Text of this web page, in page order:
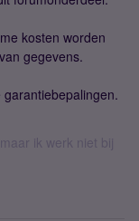
kosten worden
gegevens.
ik werk niet bij